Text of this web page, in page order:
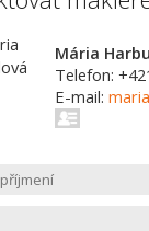
Mária
Telefon:
E-mail: